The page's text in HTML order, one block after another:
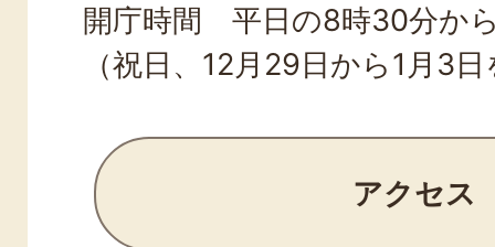
開庁時間 平日の8時30分か
（祝日、12月29日から1月3
アクセス